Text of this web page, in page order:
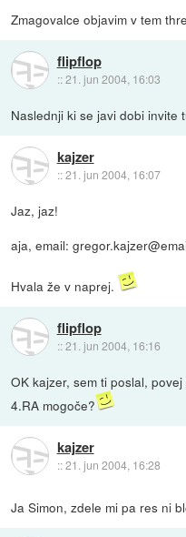
Zmagovalce objavim v tem
flipflop
::21. jun 2004, 16:03
Naslednji ki se javi dobi invite
kajzer
::21. jun 2004, 16:07
Jaz, jaz!
aja, email:
Hvala že v naprej.
flipflop
::21. jun 2004, 16:16
OK kajzer, sem ti poslal,
4.RA mogoče?
kajzer
::21. jun 2004, 16:28
Ja Simon, zdele mi pa res ni